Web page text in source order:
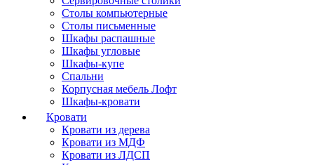
Столы компьютерные
Столы письменные
Шкафы распашные
Шкафы угловые
Шкафы-купе
Спальни
Корпусная мебель Лофт
Шкафы-кровати
Кровати
Кровати из дерева
Кровати из МДФ
Кровати из ЛДСП